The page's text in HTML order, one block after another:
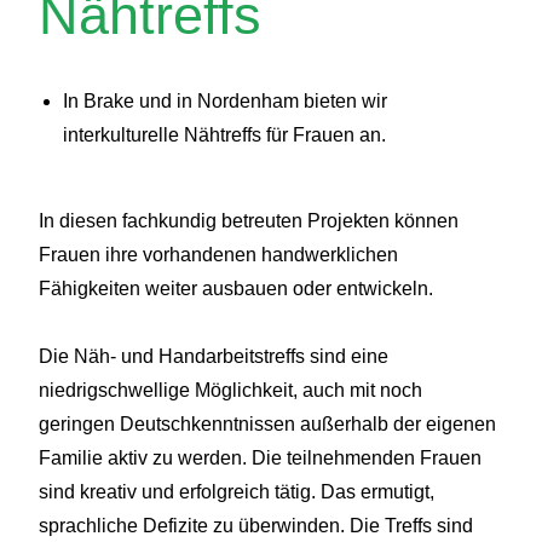
Nähtreffs
In Brake und in Nordenham bieten wir
interkulturelle Nähtreffs für Frauen an.
In diesen fachkundig betreuten Projekten können
Frauen ihre vorhandenen handwerklichen
Fähigkeiten weiter ausbauen oder entwickeln.
Die Näh- und Handarbeitstreffs sind eine
niedrigschwellige Möglichkeit, auch mit noch
geringen Deutschkenntnissen außerhalb der eigenen
Familie aktiv zu werden. Die teilnehmenden Frauen
sind kreativ und erfolgreich tätig. Das ermutigt,
sprachliche Defizite zu überwinden. Die Treffs sind